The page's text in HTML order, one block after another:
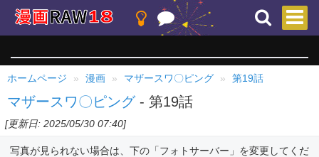
ホームページ 漫画 マザースワ〇ピング 第19話
マザースワ〇ピング - 第19話
[更新日: 2025/05/30 07:40]
写真が見られない場合は、下の「フォトサーバー」を変更してくだ